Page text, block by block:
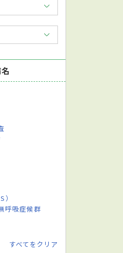
呼吸症候群
すべてをクリア